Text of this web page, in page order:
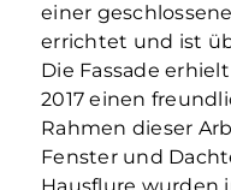
einer
errichtet und ist
Die Fassade
2017 einen
Rahmen dieser
Fenster und